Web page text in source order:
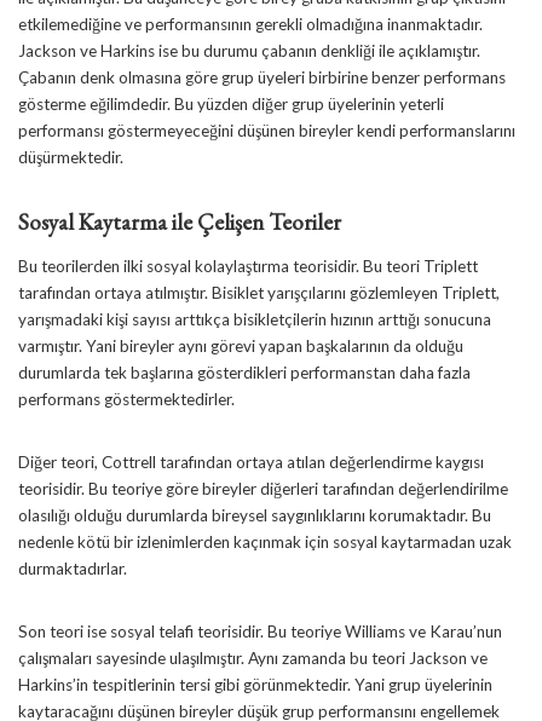
etkilemediğine ve performansının gerekli olmadığına inanmaktadır.
Jackson ve Harkins ise bu durumu çabanın denkliği ile açıklamıştır.
Çabanın denk olmasına göre grup üyeleri birbirine benzer performans
gösterme eğilimdedir. Bu yüzden diğer grup üyelerinin yeterli
performansı göstermeyeceğini düşünen bireyler kendi performanslarını
düşürmektedir.
Sosyal Kaytarma ile Çelişen Teoriler
Bu teorilerden ilki sosyal kolaylaştırma teorisidir. Bu teori Triplett
tarafından ortaya atılmıştır. Bisiklet yarışçılarını gözlemleyen Triplett,
yarışmadaki kişi sayısı arttıkça bisikletçilerin hızının arttığı sonucuna
varmıştır. Yani bireyler aynı görevi yapan başkalarının da olduğu
durumlarda tek başlarına gösterdikleri performanstan daha fazla
performans göstermektedirler.
Diğer teori, Cottrell tarafından ortaya atılan değerlendirme kaygısı
teorisidir. Bu teoriye göre bireyler diğerleri tarafından değerlendirilme
olasılığı olduğu durumlarda bireysel saygınlıklarını korumaktadır. Bu
nedenle kötü bir izlenimlerden kaçınmak için sosyal kaytarmadan uzak
durmaktadırlar.
Son teori ise sosyal telafi teorisidir. Bu teoriye Williams ve Karau’nun
çalışmaları sayesinde ulaşılmıştır. Aynı zamanda bu teori Jackson ve
Harkins’in tespitlerinin tersi gibi görünmektedir. Yani grup üyelerinin
kaytaracağını düşünen bireyler düşük grup performansını engellemek